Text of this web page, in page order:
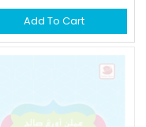
Add To Cart